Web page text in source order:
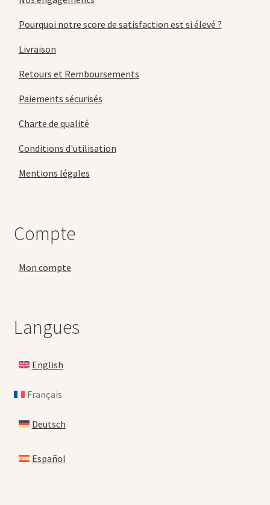
Pourquoi notre score de satisfaction est si élevé ?
Livraison
Retours et Remboursements
Paiements sécurisés
Charte de qualité
Conditions d'utilisation
Mentions légales
Compte
Mon compte
Langues
English
Français
Deutsch
Español